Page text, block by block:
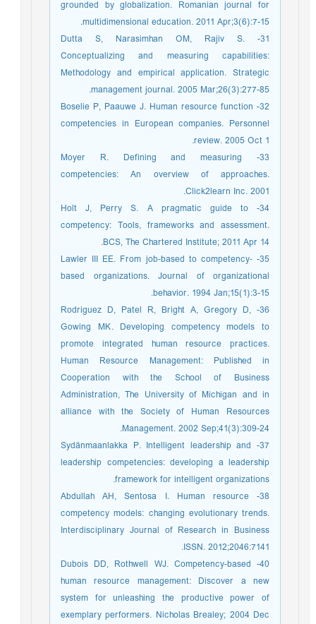
grounded by globalization. Romanian journal for
multidimensional education. 2011 Apr;3(6):7-15.
31- Dutta S, Narasimhan OM, Rajiv S.
Conceptualizing and measuring capabilities:
Methodology and empirical application. Strategic
management journal. 2005 Mar;26(3):277-85.
32- Boselie P, Paauwe J. Human resource function
competencies in European companies. Personnel
review. 2005 Oct 1.
33- Moyer R. Defining and measuring
competencies: An overview of approaches.
Click2learn Inc. 2001.
34- Holt J, Perry S. A pragmatic guide to
competency: Tools, frameworks and assessment.
BCS, The Chartered Institute; 2011 Apr 14.
35- Lawler III EE. From job‐based to competency‐
based organizations. Journal of organizational
behavior. 1994 Jan;15(1):3-15.
36- Rodriguez D, Patel R, Bright A, Gregory D,
Gowing MK. Developing competency models to
promote integrated human resource practices.
Human Resource Management: Published in
Cooperation with the School of Business
Administration, The University of Michigan and in
alliance with the Society of Human Resources
Management. 2002 Sep;41(3):309-24.
37- Sydänmaanlakka P. Intelligent leadership and
leadership competencies: developing a leadership
framework for intelligent organizations.
38- Abdullah AH, Sentosa I. Human resource
competency models: changing evolutionary trends.
Interdisciplinary Journal of Research in Business
ISSN. 2012;2046:7141.
40- Dubois DD, Rothwell WJ. Competency-based
human resource management: Discover a new
system for unleashing the productive power of
exemplary performers. Nicholas Brealey; 2004 Dec